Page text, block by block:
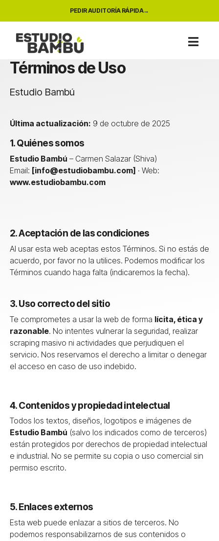
PEDIR AUDITORÍA RÁPIDA
Términos de Uso
Estudio Bambú
Última actualización: 9 de octubre de 2025
1. Quiénes somos
Estudio Bambú – Carmen Salazar (Shiva)
Email: [info@estudiobambu.com] · Web:
www.estudiobambu.com
2. Aceptación de las condiciones
Al usar esta web aceptas estos Términos. Si no estás de
acuerdo, por favor no la utilices. Podemos modificar los
Términos cuando haga falta (indicaremos la fecha).
3. Uso correcto del sitio
Te comprometes a usar la web de forma lícita, ética y
razonable. No intentes vulnerar la seguridad, realizar
scraping masivo ni actividades que perjudiquen el
servicio. Nos reservamos el derecho a limitar o denegar
el acceso en caso de uso indebido.
4. Contenidos y propiedad intelectual
Todos los textos, diseños, logotipos e imágenes de
Estudio Bambú (salvo los indicados como de terceros)
están protegidos por derechos de propiedad intelectual
e industrial. No se permite su copia o uso comercial sin
permiso escrito.
5. Enlaces externos
Esta web puede enlazar a sitios de terceros. No
podemos responsabilizarnos de sus contenidos o